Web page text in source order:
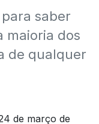
saber
maioria dos
de qualquer
24 de março de